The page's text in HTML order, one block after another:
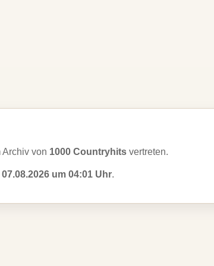
Archiv von 1000 Countryhits vertreten.
07.08.2026 um 04:01 Uhr.